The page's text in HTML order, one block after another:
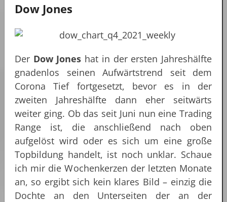
Dow Jones
Der Dow Jones hat in der ersten Jahreshälfte
gnadenlos seinen Aufwärtstrend seit dem
Corona Tief fortgesetzt, bevor es in der
zweiten Jahreshälfte dann eher seitwärts
weiter ging. Ob das seit Juni nun eine Trading
Range ist, die anschließend nach oben
aufgelöst wird oder es sich um eine große
Topbildung handelt, ist noch unklar. Schaue
ich mir die Wochenkerzen der letzten Monate
an, so ergibt sich kein klares Bild – einzig die
Dochte an den Unterseiten der an der